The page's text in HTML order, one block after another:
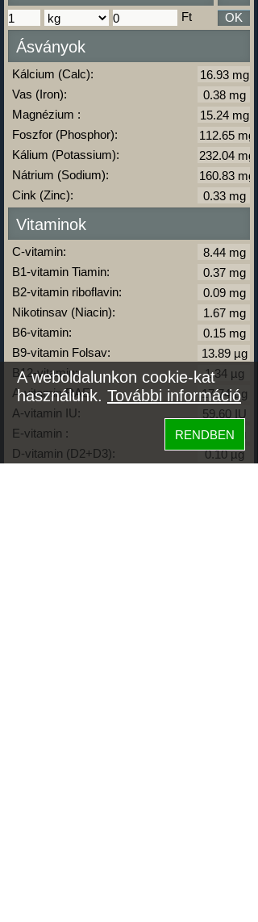
Ft OK
Ásványok
Kálcium (Calc):
Vas (Iron):
Magnézium :
Foszfor (Phosphor):
Kálium (Potassium):
Nátrium (Sodium):
Cink (Zinc):
Vitaminok
C-vitamin:
B1-vitamin Tiamin:
B2-vitamin riboflavin:
Nikotinsav (Niacin):
B6-vitamin:
B9-vitamin Folsav:
B12-vitamin:
A-vitamin RAE:
A-vitamin IU:
E-vitamin :
D-vitamin (D2+D3):
A weboldalunkon cookie-kat
használunk. További információ
RENDBEN